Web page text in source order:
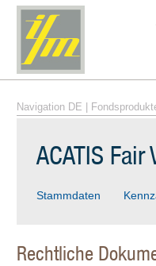
Navigation DE
ACATIS
Stammdaten
Rechtliche